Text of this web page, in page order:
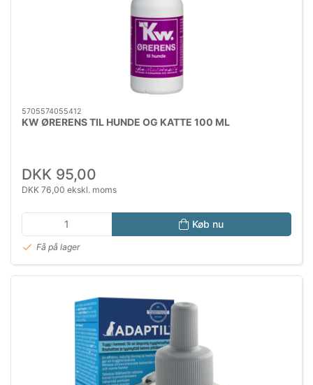
5705574055412
KW ØRERENS TIL HUNDE OG KATTE 100 ML
DKK 95,00
DKK 76,00 ekskl. moms
Køb nu
Få på lager